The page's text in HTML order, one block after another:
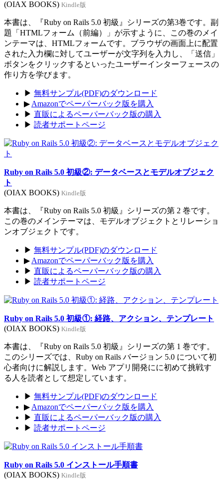
(OIAX BOOKS) Kindle版
本書は、『Ruby on Rails 5.0 初級』シリーズの第3巻です。副
題「HTMLフォーム（前編）」が示すように、この巻のメイ
ンテーマは、HTMLフォームです。ブラウザの画面上に配置
された入力欄に対してユーザーが文字列を入力し、「送信」
ボタンをクリックするといったユーザーインターフェースの
作り方を学びます。
▶ 無料サンプル(PDF)のダウンロード
▶ Amazonでペーパーバック版を購入
▶ 直販によるペーパーバック版の購入
▶ 読者サポートページ
Ruby on Rails 5.0 初級②: データベースとモデルオブジェク
ト
(OIAX BOOKS) Kindle版
本書は、『Ruby on Rails 5.0 初級』シリーズの第 2 巻です。
この巻のメインテーマは、モデルオブジェクトとリレーショ
ンオブジェクトです。
▶ 無料サンプル(PDF)のダウンロード
▶ Amazonでペーパーバック版を購入
▶ 直販によるペーパーバック版の購入
▶ 読者サポートページ
Ruby on Rails 5.0 初級①: 経路、アクション、テンプレート
(OIAX BOOKS) Kindle版
本書は、『Ruby on Rails 5.0 初級』シリーズの第 1 巻です。
このシリーズでは、Ruby on Rails バージョン 5.0 について初
心者向けに解説します。Web アプリ開発にに初めて挑戦す
る人を読者として想定しています。
▶ 無料サンプル(PDF)のダウンロード
▶ Amazonでペーパーバック版を購入
▶ 直販によるペーパーバック版の購入
▶ 読者サポートページ
Ruby on Rails 5.0 インストール手順書
(OIAX BOOKS) Kindle版